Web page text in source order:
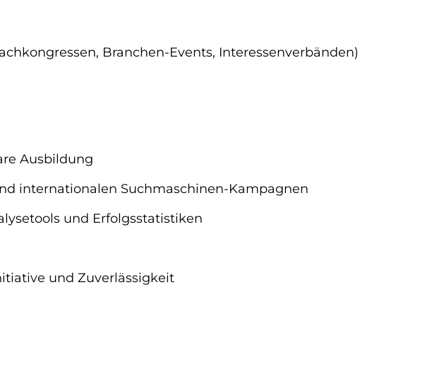
Branchen-Events, Interessenverbänden)
Ausbildung
internationalen Suchmaschinen-Kampagnen
und Erfolgsstatistiken
und Zuverlässigkeit